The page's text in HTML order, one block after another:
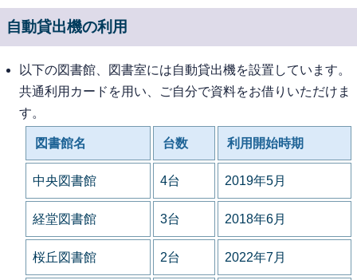
自動貸出機の利用
以下の図書館、図書室には自動貸出機を設置しています。
共通利用カードを用い、ご自分で資料をお借りいただけま
す。
図書館名 台数 利用開始時期
中央図書館 4台 2019年5月
経堂図書館 3台 2018年6月
桜丘図書館 2台 2022年7月